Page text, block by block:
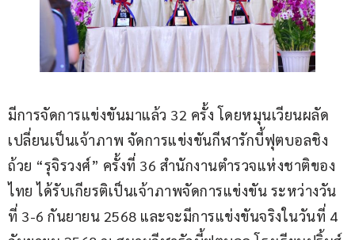
มีการจัดการแข่งขันมาแล้ว 32 ครั้ง โดยหมุนเวียนผลัด
เปลี่ยนเป็นเจ้าภาพ จัดการแข่งขันกีฬารักบี้ฟุตบอลชิง
ถ้วย “รุจิรวงศ์” ครั้งที่ 36 สำนักงานตำรวจแห่งชาติของ
ไทย ได้รับเกียรติเป็นเจ้าภาพจัดการแข่งขัน ระหว่างวัน
ที่ 3-6 กันยายน 2568 และจะมีการแข่งขันจริงในวันที่ 4